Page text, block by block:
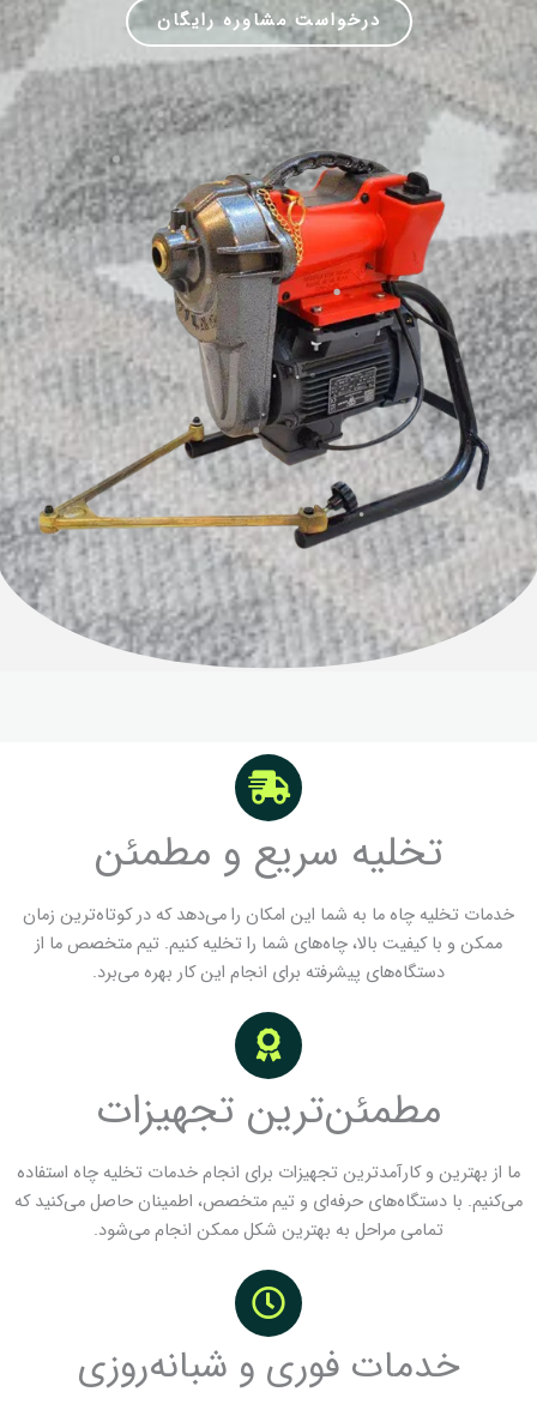
درخواست مشاوره رایگان
تخلیه سریع و مطمئن
خدمات تخلیه چاه ما به شما این امکان را می‌دهد که در کوتاه‌ترین زمان
ممکن و با کیفیت بالا، چاه‌های شما را تخلیه کنیم. تیم متخصص ما از
دستگاه‌های پیشرفته برای انجام این کار بهره می‌برد.
مطمئن‌ترین تجهیزات
ما از بهترین و کارآمدترین تجهیزات برای انجام خدمات تخلیه چاه استفاده
می‌کنیم. با دستگاه‌های حرفه‌ای و تیم متخصص، اطمینان حاصل می‌کنید که
تمامی مراحل به بهترین شکل ممکن انجام می‌شود.
خدمات فوری و شبانه‌روزی